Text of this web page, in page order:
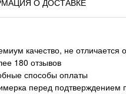
О ДОСТАВКЕ
качество, не отличается
180 отзывов
способы оплаты
перед подтверждением